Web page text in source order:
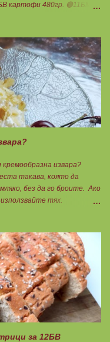
картофи 480гр. 🟢11БМ
Каймата се задушава с
и добавя към сместа.
и 150гр. кисело
на порции и да
е вкусно заедно! Люси
извара?
такава, която да
без да го броите. Ако
тях.
крем за торти, за всякакви
можете да удвоявате
продукт. Можете да
съхранявате в хладилник
беше това вкусно
8бр. 🟠1БМ орех 1бр.
за 12БВ